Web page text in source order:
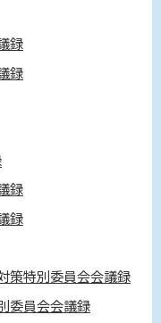
録
録
録
録
特別委員会会議録
委員会会議録